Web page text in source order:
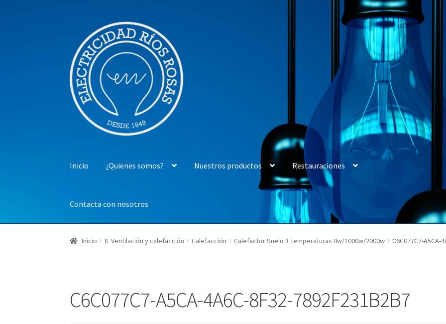
la
navegación
contenido
Inicio ¿Quienes somos? Nuestros productos Restauraciones
Contacta con nosotros
Inicio 8. Ventilación y calefacción Calefacción Calefactor Suelo 3 Temperaturas 0w/1000w/2000w C6C077C7-A5CA-
C6C077C7-A5CA-4A6C-8F32-7892F231B2B7